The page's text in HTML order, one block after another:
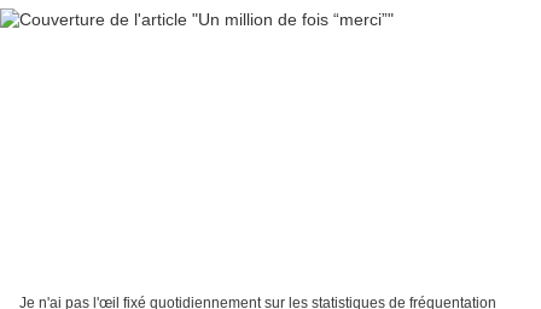
Je n'ai pas l'œil fixé quotidiennement sur les statistiques de fréquentation